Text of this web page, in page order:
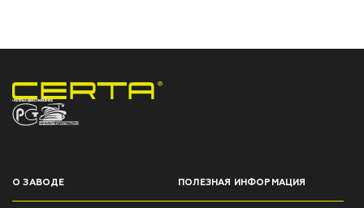
НПП «СПЕКТР» ЗАВОД ЛАКОКРАСОЧНЫХ МАТЕРИАЛОВ
О ЗАВОДЕ ПОЛЕЗНАЯ ИНФОРМАЦИЯ